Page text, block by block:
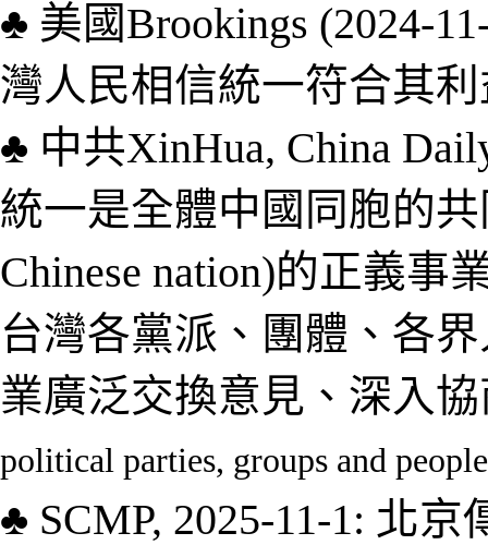
♣ 美國Brookings (2024-
灣人民相信統一符合其
♣ 中共XinHua, China
統一是全體中國同胞的
Chinese nation)的正義事
台灣各黨派、團體、各
業廣泛交換意見、深入
political parties, groups and
♣ SCMP, 2025-11-1: 北京